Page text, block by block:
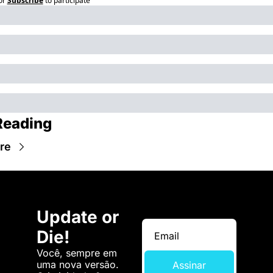
Update or
Die!
Você, sempre em
uma nova versão.
Assinar